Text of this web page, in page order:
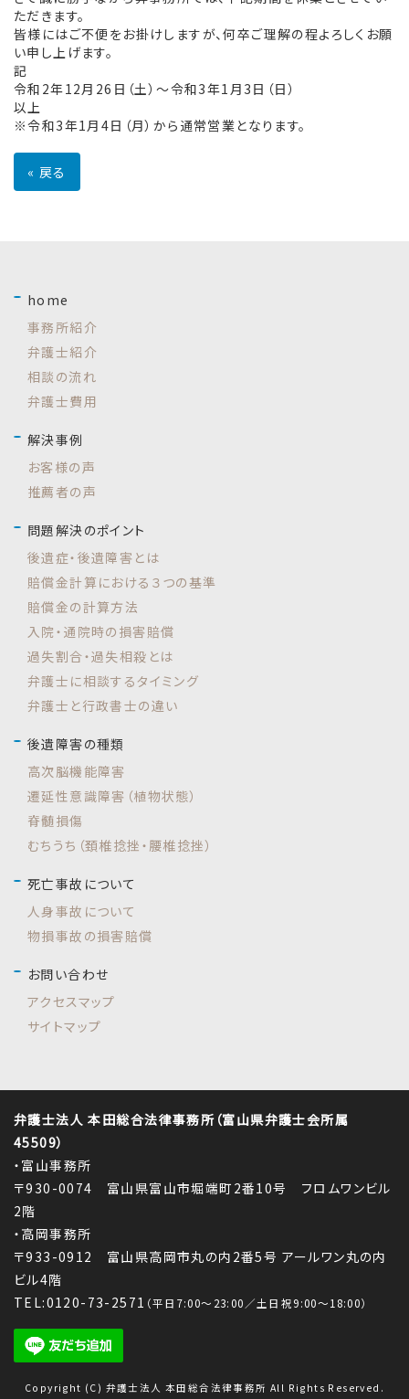
ただきます。
皆様にはご不便をお掛けしますが、何卒ご理解の程よろしくお願
い申し上げます。
記
令和2年12月26日（土）～令和3年1月3日（日）
以上
※令和3年1月4日（月）から通常営業となります。
« 戻る
home
事務所紹介
弁護士紹介
相談の流れ
弁護士費用
解決事例
お客様の声
推薦者の声
問題解決のポイント
後遺症・後遺障害とは
賠償金計算における３つの基準
賠償金の計算方法
入院・通院時の損害賠償
過失割合・過失相殺とは
弁護士に相談するタイミング
弁護士と行政書士の違い
後遺障害の種類
高次脳機能障害
遷延性意識障害（植物状態）
脊髄損傷
むちうち（頚椎捻挫・腰椎捻挫）
死亡事故について
人身事故について
物損事故の損害賠償
お問い合わせ
アクセスマップ
サイトマップ
弁護士法人 本田総合法律事務所（富山県弁護士会所属
45509）
・富山事務所
〒930-0074 富山県富山市堀端町2番10号 フロムワンビル
2階
・高岡事務所
〒933-0912 富山県高岡市丸の内2番5号 アールワン丸の内
ビル4階
TEL:0120-73-2571 （平日7:00～23:00／土日祝9:00～18:00）
Copyright (C) 弁護士法人 本田総合法律事務所 All Rights Reserved.